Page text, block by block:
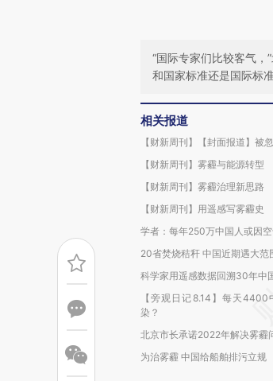
“国际专家们比较客气，
和国家标准还是国际标
相关报道
【财新周刊】【封面报道】被
【财新周刊】雾霾与能源转型
【财新周刊】雾霾治理新思路
【财新周刊】用遥感写雾霾史
学者：每年250万中国人或因
20省焚烧秸秆 中国近期遇大范
科学家用遥感数据回溯30年中
【旁观日记8.14】每天
染？
北京市长承诺2022年解决雾霾
为治雾霾 中国给船舶排污立规